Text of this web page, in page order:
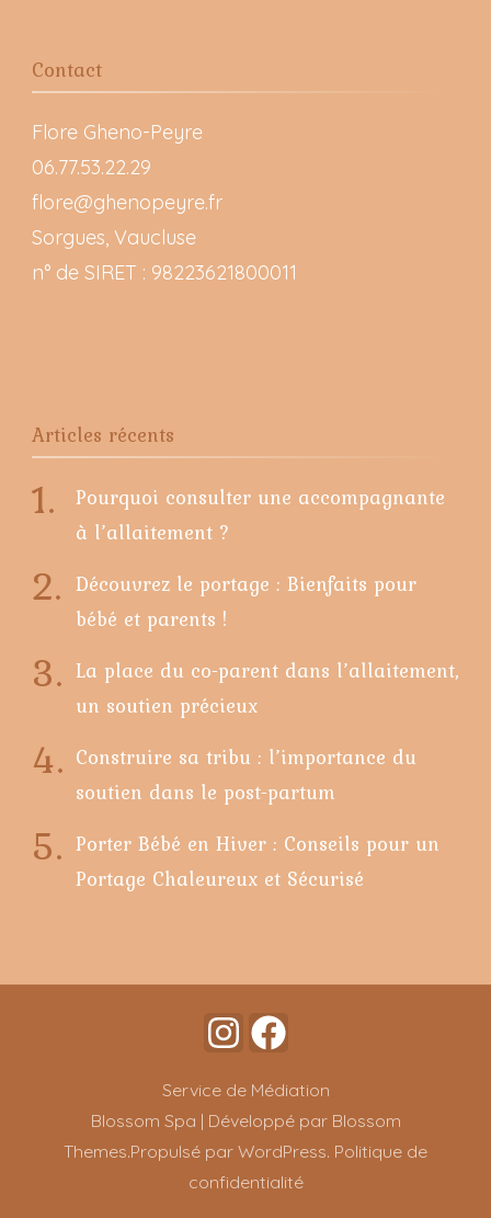
Contact
Flore Gheno-Peyre
06.77.53.22.29
flore@ghenopeyre.fr
Sorgues, Vaucluse
n° de SIRET : 98223621800011
Articles récents
Pourquoi consulter une accompagnante
à l’allaitement ?
Découvrez le portage : Bienfaits pour
bébé et parents !
La place du co-parent dans l’allaitement,
un soutien précieux
Construire sa tribu : l’importance du
soutien dans le post-partum
Porter Bébé en Hiver : Conseils pour un
Portage Chaleureux et Sécurisé
Service de Médiation
Blossom Spa | Développé par Blossom
Themes.Propulsé par WordPress. Politique de
confidentialité